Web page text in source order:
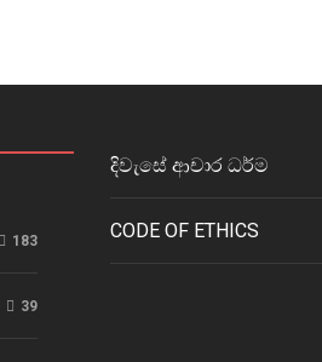
183
39
දිවැසේ ආචාර ධර්ම
CODE OF ETHICS